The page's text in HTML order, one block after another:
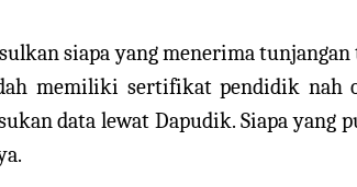
siapa yang menerima
memiliki sertifikat pendidik nah
data lewat Dapudik. Siapa yang